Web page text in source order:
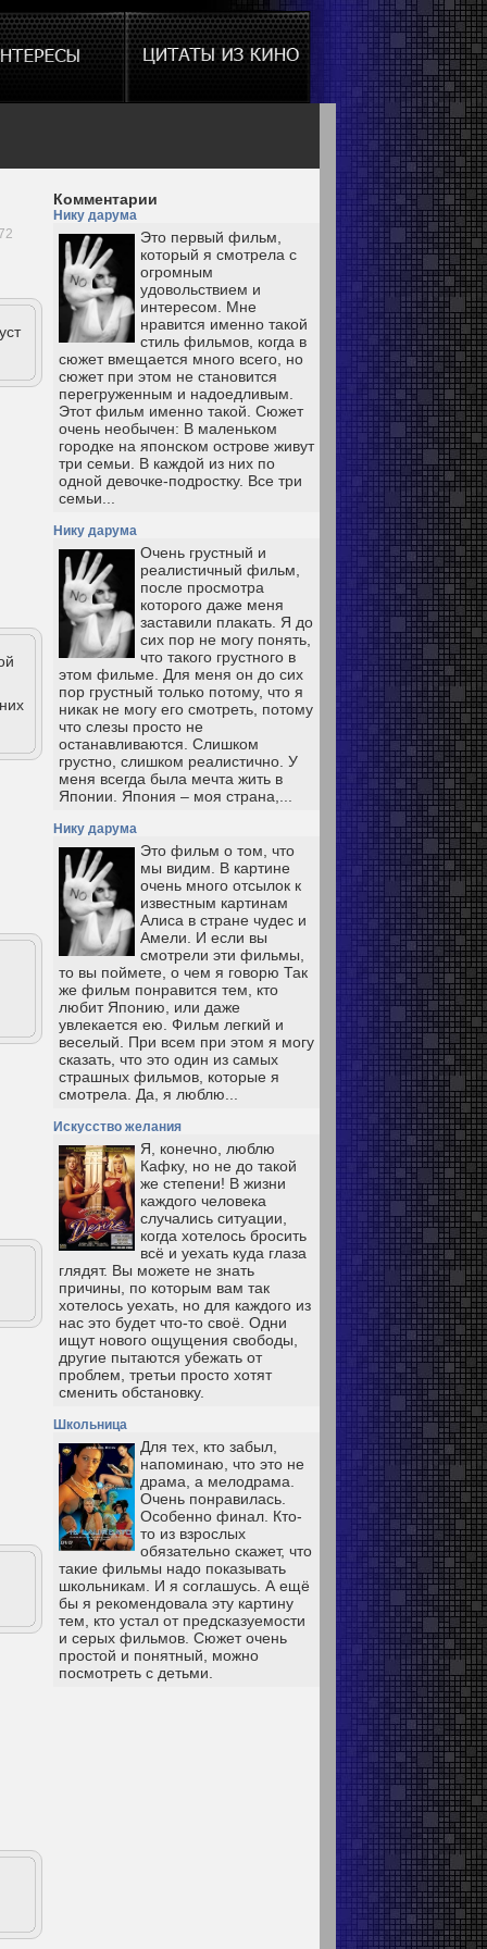
Комментарии
Нику дарума
Это первый фильм,
который я смотрела с
огромным
удовольствием и
интересом. Мне
нравится именно такой
стиль фильмов, когда в
сюжет вмещается много всего, но
сюжет при этом не становится
перегруженным и надоедливым.
Этот фильм именно такой. Сюжет
очень необычен: В маленьком
городке на японском острове живут
три семьи. В каждой из них по
одной девочке-подростку. Все три
семьи...
Нику дарума
Очень грустный и
реалистичный фильм,
после просмотра
которого даже меня
заставили плакать. Я до
сих пор не могу понять,
что такого грустного в
этом фильме. Для меня он до сих
пор грустный только потому, что я
никак не могу его смотреть, потому
что слезы просто не
останавливаются. Слишком
грустно, слишком реалистично. У
меня всегда была мечта жить в
Японии. Япония – моя страна,...
Нику дарума
Это фильм о том, что
мы видим. В картине
очень много отсылок к
известным картинам
Алиса в стране чудес и
Амели. И если вы
смотрели эти фильмы,
то вы поймете, о чем я говорю Так
же фильм понравится тем, кто
любит Японию, или даже
увлекается ею. Фильм легкий и
веселый. При всем при этом я могу
сказать, что это один из самых
страшных фильмов, которые я
смотрела. Да, я люблю...
Искусство желания
Я, конечно, люблю
Кафку, но не до такой
же степени! В жизни
каждого человека
случались ситуации,
когда хотелось бросить
всё и уехать куда глаза
глядят. Вы можете не знать
причины, по которым вам так
хотелось уехать, но для каждого из
нас это будет что-то своё. Одни
ищут нового ощущения свободы,
другие пытаются убежать от
проблем, третьи просто хотят
сменить обстановку.
Школьница
Для тех, кто забыл,
напоминаю, что это не
драма, а мелодрама.
Очень понравилась.
Особенно финал. Кто-
то из взрослых
обязательно скажет, что
такие фильмы надо показывать
школьникам. И я соглашусь. А ещё
бы я рекомендовала эту картину
тем, кто устал от предсказуемости
и серых фильмов. Сюжет очень
простой и понятный, можно
посмотреть с детьми.